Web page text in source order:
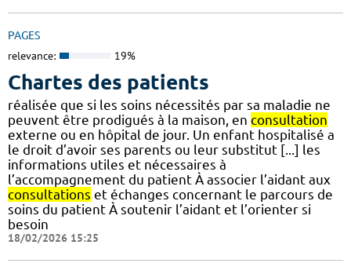
PAGES
relevance: 19%
Chartes des patients
réalisée que si les soins nécessités par sa maladie ne
peuvent être prodigués à la maison, en consultation
externe ou en hôpital de jour. Un enfant hospitalisé a
le droit d’avoir ses parents ou leur substitut [...] les
informations utiles et nécessaires à
l’accompagnement du patient À associer l’aidant aux
consultations et échanges concernant le parcours de
soins du patient À soutenir l’aidant et l’orienter si
besoin
18/02/2026 15:25